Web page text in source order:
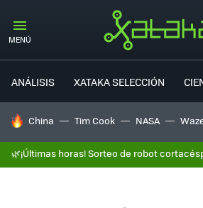
MENÚ
ANÁLISIS XATAKA SELECCIÓN
HOY SE HABLA DE
China Tim Cook NASA
🌿¡Últimas horas! Sorteo de robot